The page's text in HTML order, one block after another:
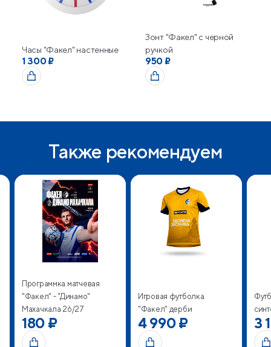
Часы "Факел" настенные
1 300 ₽
Зонт "Факел" с черной
ручкой
950 ₽
Также рекомендуем
Игровая футболка
"Факел" дерби
4 990 ₽
Футболка ФАКЕЛ ретро
синтетика
3 190 ₽ 3